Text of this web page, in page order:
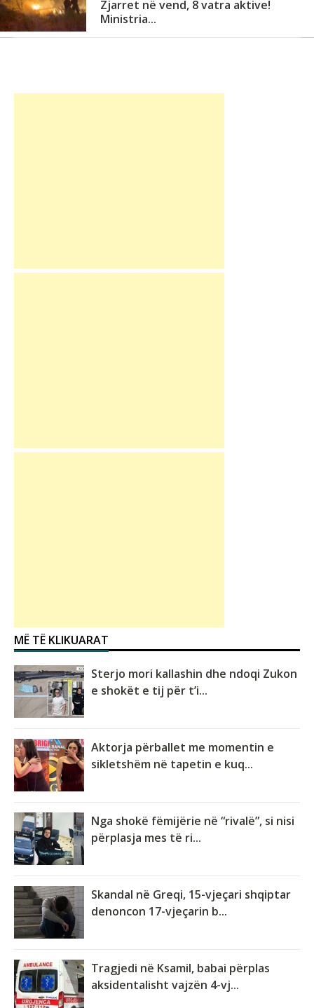
Zjarret në vend, 8 vatra aktive!
Ministria...
MË TË KLIKUARAT
Sterjo mori kallashin dhe ndoqi Zukon
e shokët e tij për t’i...
Aktorja përballet me momentin e
sikletshëm në tapetin e kuq...
Nga shokë fëmijërie në “rivalë”, si nisi
përplasja mes të ri...
Skandal në Greqi, 15-vjeçari shqiptar
denoncon 17-vjeçarin b...
Tragjedi në Ksamil, babai përplas
aksidentalisht vajzën 4-vj...